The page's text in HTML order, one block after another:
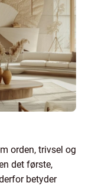
orden, trivsel og
det første,
betyder